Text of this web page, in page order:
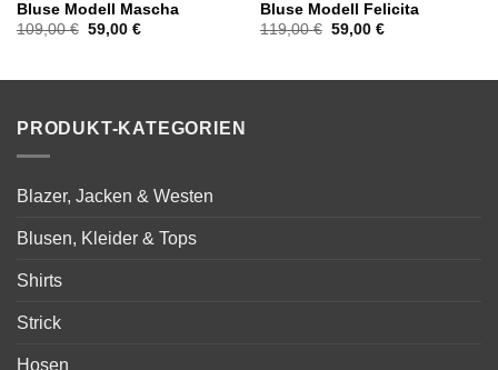
Bluse Modell Mascha
109,00€ Ursprünglicher
59,00 €Aktueller
Bluse Modell Felicita
119,00€ Ursprünglicher
59,00 €Aktueller
PRODUKT-KATEGORIEN
Blazer, Jacken & Westen
Blusen, Kleider & Tops
Shirts
Strick
Hosen